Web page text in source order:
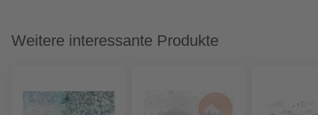
Weitere interessante Produkte